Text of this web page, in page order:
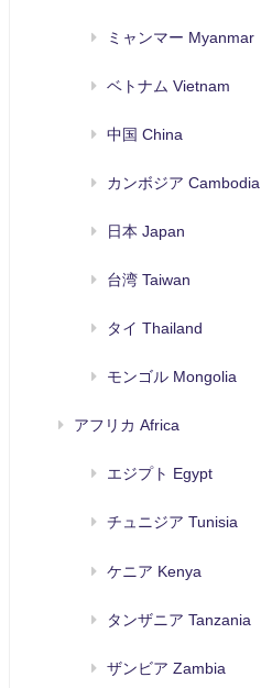
ミャンマー Myanmar
ベトナム Vietnam
中国 China
カンボジア Cambodia
日本 Japan
台湾 Taiwan
タイ Thailand
モンゴル Mongolia
アフリカ Africa
エジプト Egypt
チュニジア Tunisia
ケニア Kenya
タンザニア Tanzania
ザンビア Zambia